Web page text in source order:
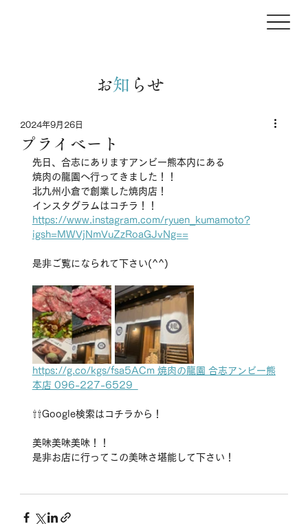
お知 らせ
プライベート
2024年9月26日
先日、合志にありますアンビー熊本内にある
焼肉の龍園へ行ってきました！！
北九州小倉で創業した焼肉店！
インスタグラムはコチラ！！
https://www.instagram.com/ryuen_kumamoto?
igsh=MWVjNmVuZzRoaGJvNg==
是非ご覧になられて下さい(^^)
https://g.co/kgs/fsa5ACm 焼肉の龍園 合志アンビー熊
本店 096-227-6529
⇧⇧Google検索はコチラから！
美味美味美味！！
是非お店に行ってこの美味さ堪能して下さい！